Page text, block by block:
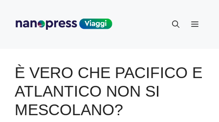
contenuto
Menu
È VERO CHE PACIFICO E
ATLANTICO NON SI
MESCOLANO?